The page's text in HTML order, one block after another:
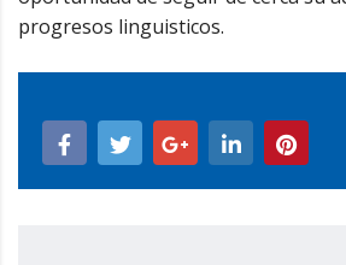
progresos linguisticos.